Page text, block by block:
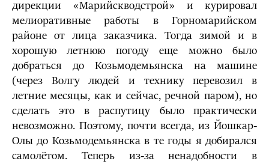
дирекции «Марийскводстрой» и курировал
мелиоративные работы в Горномарийском
районе от лица заказчика. Тогда зимой и в
хорошую летнюю погоду еще можно было
добраться до Козьмодемьянска на машине
(через Волгу людей и технику перевозил в
летние месяцы, как и сейчас, речной паром), но
сделать это в распутицу было практически
невозможно. Поэтому, почти всегда, из Йошкар-
Олы до Козьмодемьянска в те годы я добирался
самолётом. Теперь из-за ненадобности в